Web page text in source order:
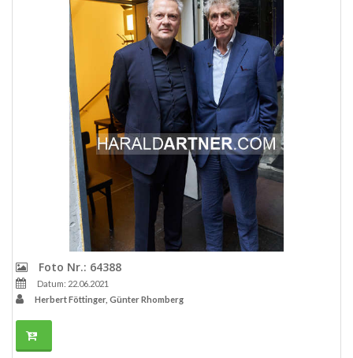
Foto Nr.: 64388
Datum: 22.06.2021
Herbert Föttinger, Günter Rhomberg